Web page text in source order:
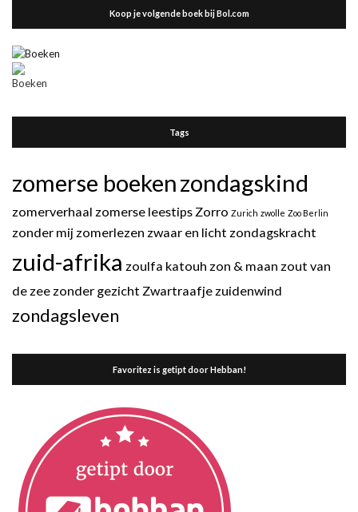
Koop je volgende boek bij Bol.com
Tags
zomerse boekenzondagskind
zomerverhaal zomerse leestips Zorro Zurich zwolle Zoo Berlin
zonder mij zomerlezen zwaar en licht zondagskracht
zuid-afrika zoulfa katouh zon & maan zout van
de zee zonder gezicht Zwartraafje zuidenwind
zondagsleven
Favoritez is getipt door Hebban!